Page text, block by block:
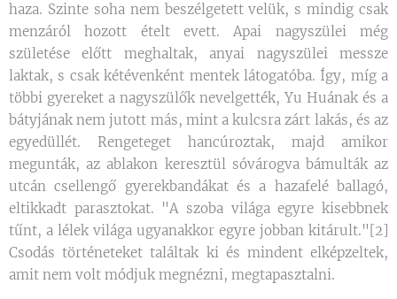
haza. Szinte soha nem beszélgetett velük, s mindig csak
menzáról hozott ételt evett. Apai nagyszülei még
születése előtt meghaltak, anyai nagyszülei messze
laktak, s csak kétévenként mentek látogatóba. Így, míg a
többi gyereket a nagyszülők nevelgették, Yu Huának és a
bátyjának nem jutott más, mint a kulcsra zárt lakás, és az
egyedüllét. Rengeteget hancúroztak, majd amikor
megunták, az ablakon keresztül sóvárogva bámulták az
utcán csellengő gyerekbandákat és a hazafelé ballagó,
eltikkadt parasztokat. "A szoba világa egyre kisebbnek
tűnt, a lélek világa ugyanakkor egyre jobban kitárult."[2]
Csodás történeteket találtak ki és mindent elképzeltek,
amit nem volt módjuk megnézni, megtapasztalni.